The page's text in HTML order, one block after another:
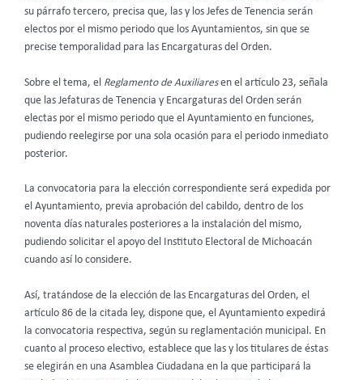
su párrafo tercero, precisa que, las y los Jefes de Tenencia serán
electos por el mismo periodo que los Ayuntamientos, sin que se
precise temporalidad para las Encargaturas del Orden.
Sobre el tema, el Reglamento de Auxiliaresen el artículo 23, señala
que las Jefaturas de Tenencia y Encargaturas del Orden serán
electas por el mismo periodo que el Ayuntamiento en funciones,
pudiendo reelegirse por una sola ocasión para el periodo inmediato
posterior.
La convocatoria para la elección correspondiente será expedida por
el Ayuntamiento, previa aprobación del cabildo, dentro de los
noventa días naturales posteriores a la instalación del mismo,
pudiendo solicitar el apoyo del Instituto Electoral de Michoacán
cuando así lo considere.
Así, tratándose de la elección de las Encargaturas del Orden, el
artículo 86 de la citada ley, dispone que, el Ayuntamiento expedirá
la convocatoria respectiva, según su reglamentación municipal. En
cuanto al proceso electivo, establece que las y los titulares de éstas
se elegirán en una Asamblea Ciudadana en la que participará la